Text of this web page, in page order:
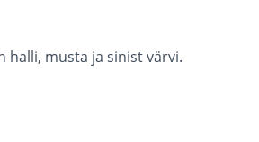
halli, musta ja sinist värvi.